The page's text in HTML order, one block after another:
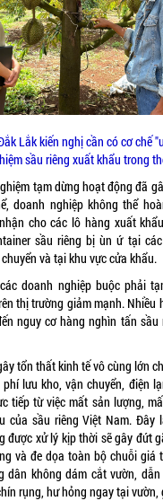
Minh
có công với
thiết chế
yêu cầu
Lắk gặp
TP. Hồ Chí
Lắk kiến nghị cần có cơ chế
sầu riêng xuất khẩu trong
tạm dừng hoạt động đã
doanh nghiệp không thể
cho các lô hàng xuất
sầu riêng bị ùn ứ tại
và tại khu vực cửa khẩu.
doanh nghiệp buộc phải
thị trường giảm mạnh. Nhiều
nguy cơ hàng nghìn tấn sầu
tổn thất kinh tế vô cùng lớn
lưu kho, vận chuyển, điện
tiếp từ việc mất sản lượng,
của sầu riêng Việt Nam. Đây
được xử lý kịp thời sẽ gây đứt
và đe dọa toàn bộ chuỗi giá
dân không dám cắt vườn,
rụng, hư hỏng ngay tại